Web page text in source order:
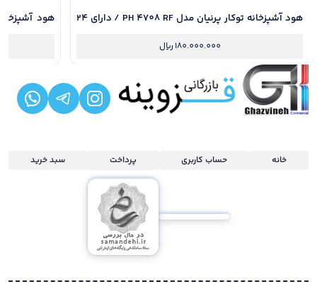
هود آشپزخانه توکار پرنیان مدل PH 4708 RF / دارای 24
180.000.000 ریال
خانه حساب کاربری پرداخت سبد خرید